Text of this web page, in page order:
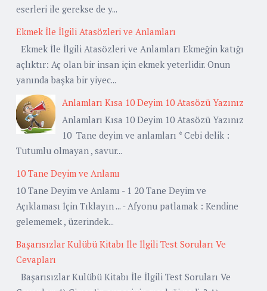
eserleri ile gerekse de y...
Ekmek İle İlgili Atasözleri ve Anlamları
Ekmek İle İlgili Atasözleri ve Anlamları Ekmeğin katığı
açlıktır: Aç olan bir insan için ekmek yeterlidir. Onun
yanında başka bir yiyec...
Anlamları Kısa 10 Deyim 10 Atasözü Yazınız
Anlamları Kısa 10 Deyim 10 Atasözü Yazınız
10 Tane deyim ve anlamları * Cebi delik :
Tutumlu olmayan , savur...
10 Tane Deyim ve Anlamı
10 Tane Deyim ve Anlamı - 1 20 Tane Deyim ve
Açıklaması İçin Tıklayın ... - Afyonu patlamak : Kendine
gelememek , üzerindek...
Başarısızlar Kulübü Kitabı İle İlgili Test Soruları Ve
Cevapları
Başarısızlar Kulübü Kitabı İle İlgili Test Soruları Ve